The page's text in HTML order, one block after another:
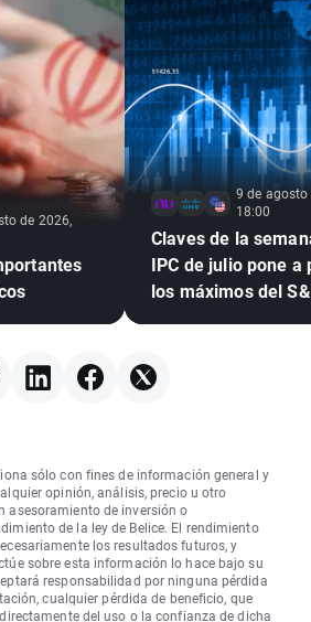
de 2026,
9 de agosto
18:00
Claves de la
IPC de julio pone a
los máximos del
sólo con fines de información general y
opinión, análisis, precio u otro
asesoramiento de inversión o
de la ley de Belice. El rendimiento
los resultados futuros, y
sobre esta información lo hace bajo su
responsabilidad por ninguna pérdida
cualquier pérdida de beneficio, que
del uso o la confianza de dicha